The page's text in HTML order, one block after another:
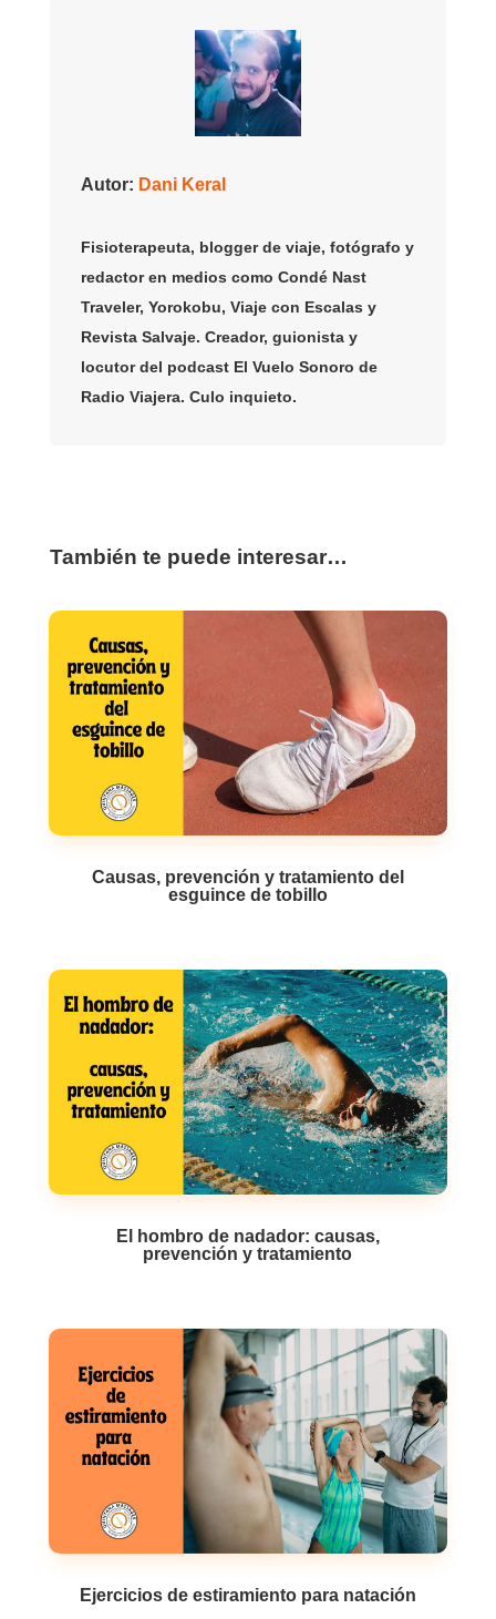
Autor: Dani Keral
Fisioterapeuta, blogger de viaje, fotógrafo y
redactor en medios como Condé Nast
Traveler, Yorokobu, Viaje con Escalas y
Revista Salvaje. Creador, guionista y
locutor del podcast El Vuelo Sonoro de
Radio Viajera. Culo inquieto.
También te puede interesar…
Causas, prevención y tratamiento del
esguince de tobillo
El hombro de nadador: causas,
prevención y tratamiento
Ejercicios de estiramiento para natación